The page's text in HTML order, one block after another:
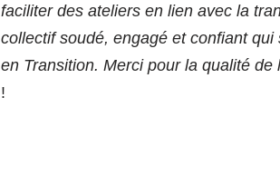
faciliter des ateliers en lien avec la
collectif soudé, engagé et confiant qui
en Transition. Merci pour la qualité
!